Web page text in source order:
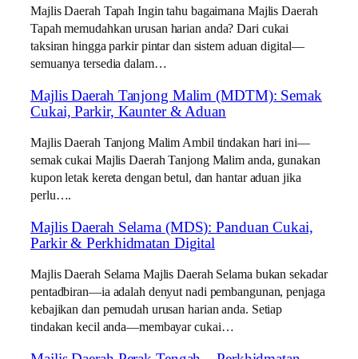
Majlis Daerah Tapah Ingin tahu bagaimana Majlis Daerah
Tapah memudahkan urusan harian anda? Dari cukai
taksiran hingga parkir pintar dan sistem aduan digital—
semuanya tersedia dalam…
Majlis Daerah Tanjong Malim (MDTM): Semak
Cukai, Parkir, Kaunter & Aduan
Majlis Daerah Tanjong Malim Ambil tindakan hari ini—
semak cukai Majlis Daerah Tanjong Malim anda, gunakan
kupon letak kereta dengan betul, dan hantar aduan jika
perlu….
Majlis Daerah Selama (MDS): Panduan Cukai,
Parkir & Perkhidmatan Digital
Majlis Daerah Selama Majlis Daerah Selama bukan sekadar
pentadbiran—ia adalah denyut nadi pembangunan, penjaga
kebajikan dan pemudah urusan harian anda. Setiap
tindakan kecil anda—membayar cukai…